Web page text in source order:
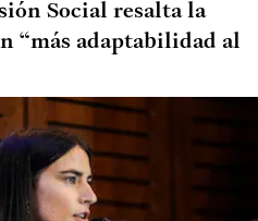
Social resalta la
“más adaptabilidad al